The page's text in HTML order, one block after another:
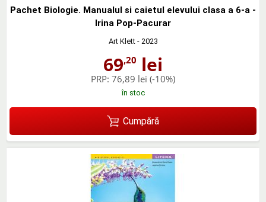
Pachet Biologie. Manualul si caietul elevului clasa a 6-a -
Irina Pop-Pacurar
Art Klett- 2023
69,20 lei
PRP: 76,89 lei (-10%)
în stoc
Cumpără